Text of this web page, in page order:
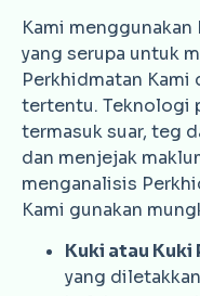
Kami
yang serupa untuk
Perkhidmatan Kami
tertentu. Teknologi
termasuk suar, teg
dan menjejak
menganalisis
Kami gunakan
Kuki atau Kuki
yang